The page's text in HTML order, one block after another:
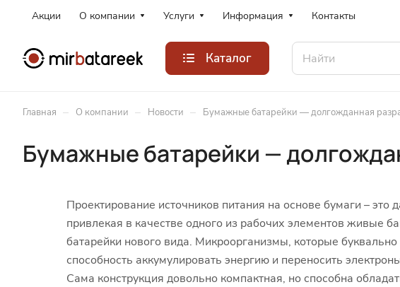
Акции О компании Услуги Информация Контакты
Каталог
Главная – О компании – Новости – Бумажные батарейки — долгожданная
Бумажные батарейки —
Проектирование источников питания на основе бумаги –
привлекая в качестве одного из рабочих элементов живые
батарейки нового вида. Микроорганизмы, которые
способность аккумулировать энергию и переносить
Сама конструкция довольно компактная, но способна